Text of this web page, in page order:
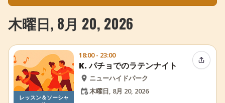
木曜日, 8月 20, 2026
レッスン＆ソーシャ
18:00 - 23:00
K. パチョでのラテンナイト
ニューハイドパーク
木曜日, 8月 20, 2026
イベン